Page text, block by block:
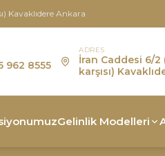
Kavaklıdere Ankara
962 8555
ADRES
İran Caddesi 6/2
karşısı)
Gelinlik Modelleri